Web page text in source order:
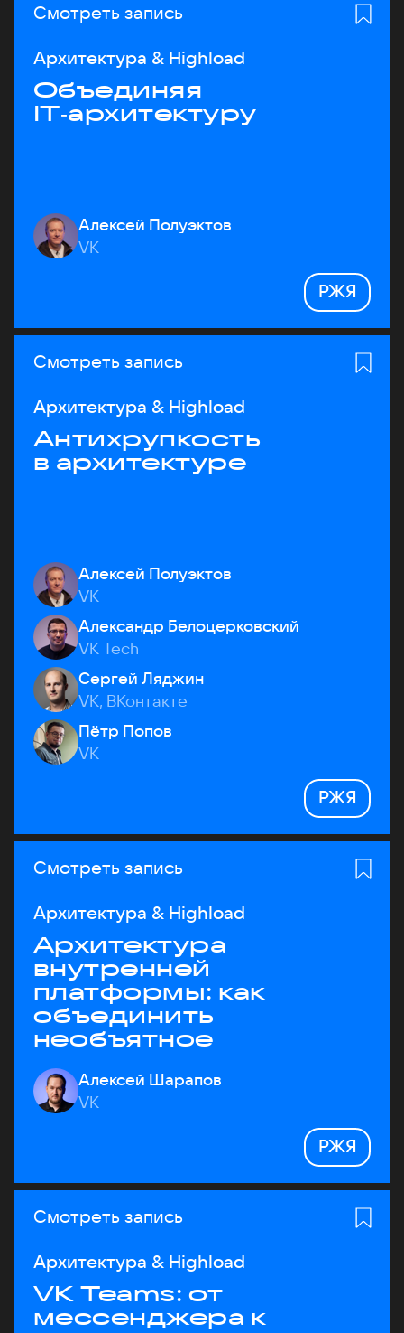
Смотреть запись
Архитектура & Highload
Объединяя
IT‑архитектуру
Алексей Полуэктов
VK
РЖЯ
Смотреть запись
Архитектура & Highload
Антихрупкость
в архитектуре
Алексей Полуэктов
VK
Александр Белоцерковский
VK Tech
Сергей Ляджин
VK, ВКонтакте
Пётр Попов
VK
РЖЯ
Смотреть запись
Архитектура & Highload
Архитектура
внутренней
платформы: как
объединить
необъятное
Алексей Шарапов
VK
РЖЯ
Смотреть запись
Архитектура & Highload
VK Teams: от
мессенджера к